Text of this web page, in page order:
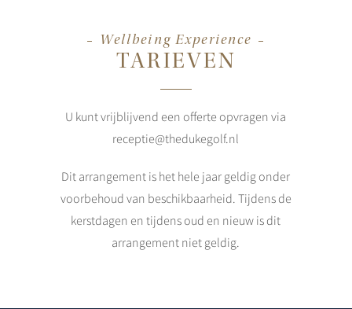
Wellbeing Experience
TARIEVEN
U kunt vrijblijvend een offerte opvragen via
receptie@thedukegolf.nl
Dit arrangement is het hele jaar geldig onder
voorbehoud van beschikbaarheid. Tijdens de
kerstdagen en tijdens oud en nieuw is dit
arrangement niet geldig.